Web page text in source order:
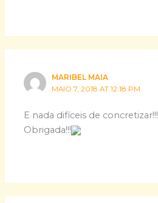
MARIBEL MAIA
MAIO 7, 2018 AT 12:18 PM
E nada difíceis de concretizar!!!
Obrigada!!!